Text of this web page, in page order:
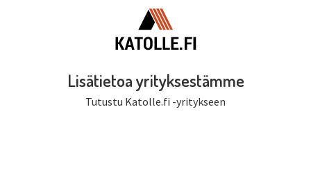
Lisätietoa yrityksestämme
Tutustu Katolle.fi -yritykseen